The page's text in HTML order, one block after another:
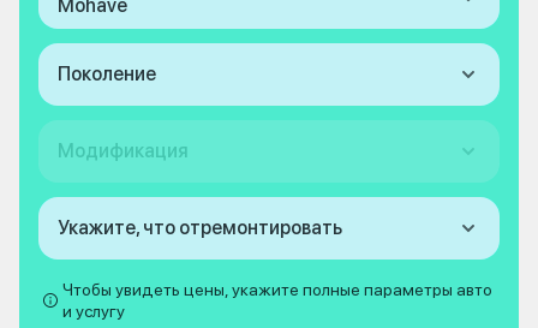
Mohave
Поколение
Модификация
Укажите, что отремонтировать
Чтобы увидеть цены, укажите полные параметры авто
и услугу